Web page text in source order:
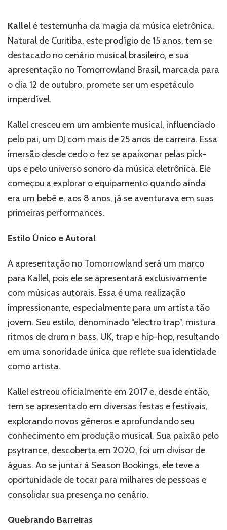
Pick-
Kallel
é
artista
mais
jovem
apresentar
no
Tomorrowland
Brasil
Kallelé testemunha da magia da música eletrônica.
Natural de Curitiba, este prodígio de 15 anos, tem se
destacado no cenário musical brasileiro, e sua
apresentação no Tomorrowland Brasil, marcada para
o dia 12 de outubro, promete ser um espetáculo
imperdível.
Kallel cresceu em um ambiente musical, influenciado
pelo pai, um DJ com mais de 25 anos de carreira. Essa
imersão desde cedo o fez se apaixonar pelas pick-
ups e pelo universo sonoro da música eletrônica. Ele
começou a explorar o equipamento quando ainda
era um bebê e, aos 8 anos, já se aventurava em suas
primeiras performances.
Estilo Único e Autoral
A apresentação no Tomorrowland será um marco
para Kallel, pois ele se apresentará exclusivamente
com músicas autorais. Essa é uma realização
impressionante, especialmente para um artista tão
jovem. Seu estilo, denominado “electro trap”, mistura
ritmos de drum n bass, UK, trap e hip-hop, resultando
em uma sonoridade única que reflete sua identidade
como artista.
Kallel estreou oficialmente em 2017 e, desde então,
tem se apresentado em diversas festas e festivais,
explorando novos gêneros e aprofundando seu
conhecimento em produção musical. Sua paixão pelo
psytrance, descoberta em 2020, foi um divisor de
águas. Ao se juntar à Season Bookings, ele teve a
oportunidade de tocar para milhares de pessoas e
consolidar sua presença no cenário.
Quebrando Barreiras